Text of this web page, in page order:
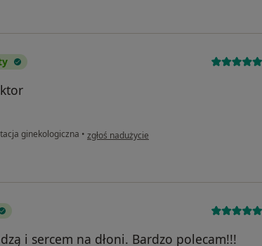
ginekologiczna • w opinii użytkownika Ewelina
zgłoś nadużycie
i sercem na dłoni. Bardzo polecam!!!